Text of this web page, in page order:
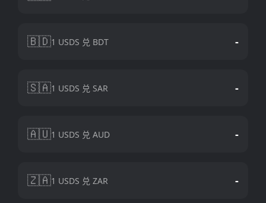
🇧🇩1 USDS 兑 BDT -
🇸🇦1 USDS 兑 SAR -
🇦🇺1 USDS 兑 AUD -
🇿🇦1 USDS 兑 ZAR -